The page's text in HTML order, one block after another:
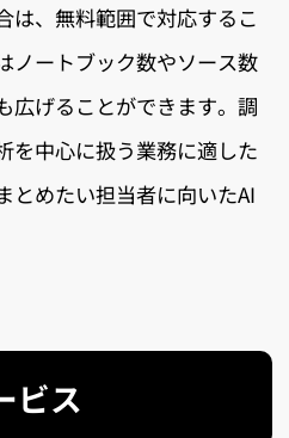
は、無料範囲で対応するこ
ノートブック数やソース数
広げることができます。調
を中心に扱う業務に適した
とめたい担当者に向いたAI
ビス